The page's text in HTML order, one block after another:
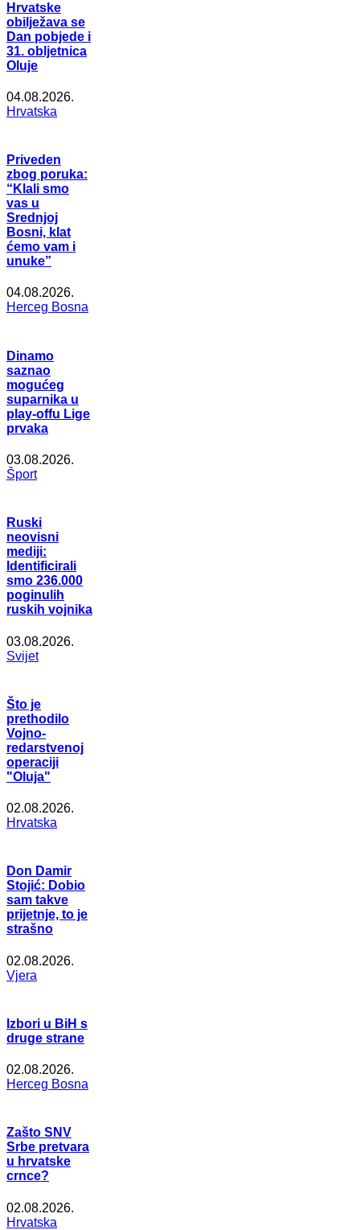
Hrvatske
obilježava se
Dan pobjede i
31. obljetnica
Oluje
04.08.2026.
Hrvatska
Priveden
zbog poruka:
“Klali smo
vas u
Srednjoj
Bosni, klat
ćemo vam i
unuke”
04.08.2026.
Herceg Bosna
Dinamo
saznao
mogućeg
suparnika u
play-offu Lige
prvaka
03.08.2026.
Šport
Ruski
neovisni
mediji:
Identificirali
smo 236.000
poginulih
ruskih vojnika
03.08.2026.
Svijet
Što je
prethodilo
Vojno-
redarstvenoj
operaciji
"Oluja"
02.08.2026.
Hrvatska
Don Damir
Stojić: Dobio
sam takve
prijetnje, to je
strašno
02.08.2026.
Vjera
Izbori u BiH s
druge strane
02.08.2026.
Herceg Bosna
Zašto SNV
Srbe pretvara
u hrvatske
crnce?
02.08.2026.
Hrvatska